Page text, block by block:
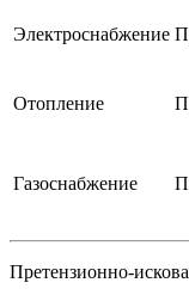
Электроснабжение
Отопление
Газоснабжение
Претензионно-